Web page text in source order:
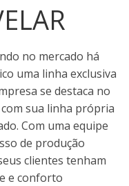
no mercado há
uma linha exclusiva
se destaca no
sua linha própria
Com uma equipe
de produção
clientes tenham
e conforto